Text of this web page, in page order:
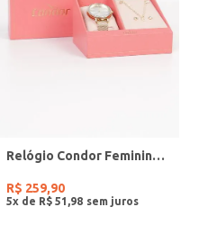
Relógio Condor Feminino DOURADO
R$ 259,90
5x de R$ 51 98